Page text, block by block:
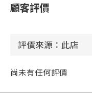
顧客評價
尚未有任何評價